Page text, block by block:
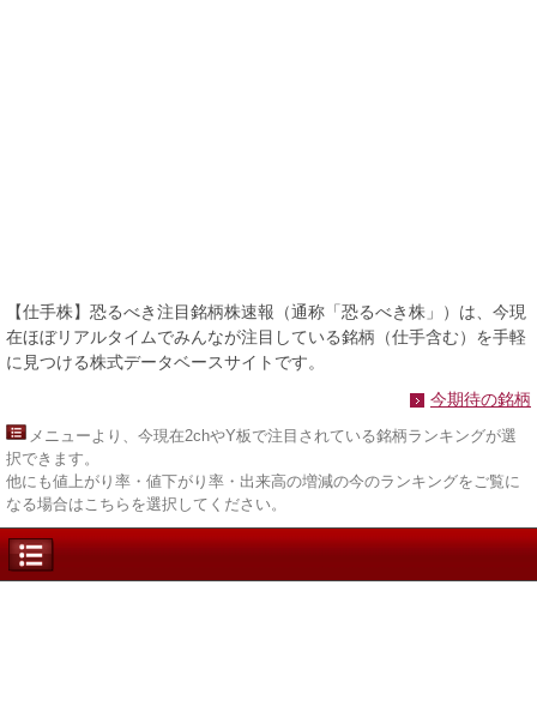
【仕手株】恐るべき注目銘柄株速報（通称「恐るべき株」）は、今現
在ほぼリアルタイムでみんなが注目している銘柄（仕手含む）を手軽
に見つける株式データベースサイトです。
今期待の銘柄
メニューより、今現在2chやY板で注目されている銘柄ランキングが選
択できます。
他にも値上がり率・値下がり率・出来高の増減の今のランキングをご覧に
なる場合はこちらを選択してください。